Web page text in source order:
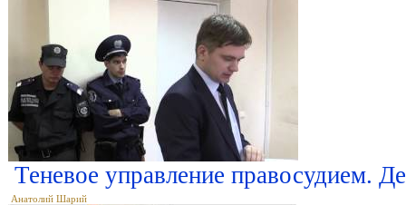
Теневое управление правосудием.
Анатолий Шарий